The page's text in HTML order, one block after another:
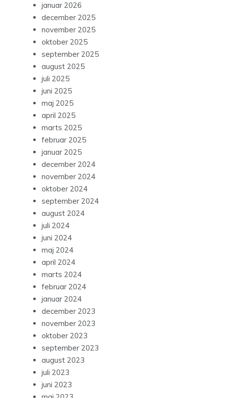
januar 2026
december 2025
november 2025
oktober 2025
september 2025
august 2025
juli 2025
juni 2025
maj 2025
april 2025
marts 2025
februar 2025
januar 2025
december 2024
november 2024
oktober 2024
september 2024
august 2024
juli 2024
juni 2024
maj 2024
april 2024
marts 2024
februar 2024
januar 2024
december 2023
november 2023
oktober 2023
september 2023
august 2023
juli 2023
juni 2023